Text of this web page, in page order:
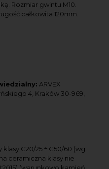
Rozmiar gwintu M10.
całkowita 120mm.
ARVEX
4, Kraków 30-969,
C20/25 ÷ C50/60 (wg
ceramiczna klasy nie